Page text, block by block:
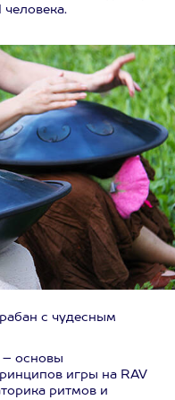
человека.
с чудесным
– основы
игры на RAV
ритмов и